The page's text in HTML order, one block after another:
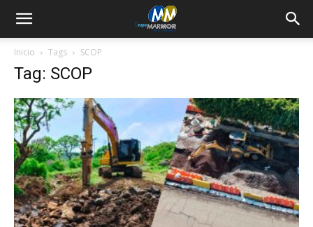
Inicio Tags SCOP
Tag: SCOP